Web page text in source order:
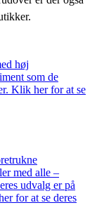
høj
som de
Klik her for at se
med alle –
udvalg er på
for at se deres